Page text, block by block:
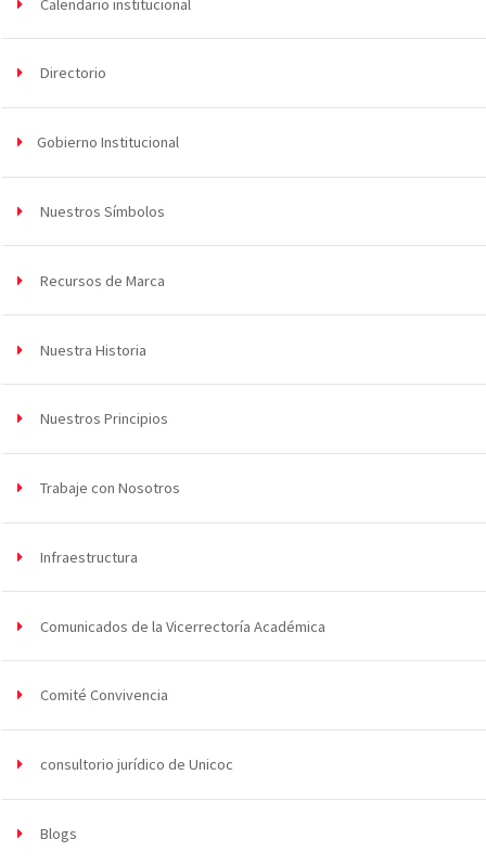
Calendario institucional
Directorio
Gobierno Institucional
Nuestros Símbolos
Recursos de Marca
Nuestra Historia
Nuestros Principios
Trabaje con Nosotros
Infraestructura
Comunicados de la Vicerrectoría Académica
Comité Convivencia
consultorio jurídico de Unicoc
Blogs